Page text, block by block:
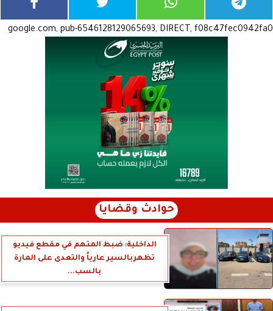
google.com, pub-6546128129065693, DIRECT, f08c47fec0942fa0
حوادث وقضايا
الداخلية: ضبط المتهم في مقطع فيديو
تظهربالسير عارياً والتعدى على المارة
بالسب...